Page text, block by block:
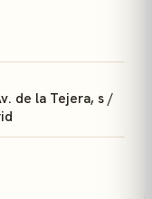
de la Tejera, s /